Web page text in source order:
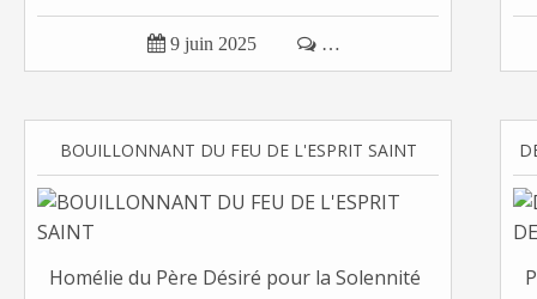
 9 juin 2025  …
BOUILLONNANT DU FEU DE L'ESPRIT SAINT
Homélie du Père Désiré pour la Solennité